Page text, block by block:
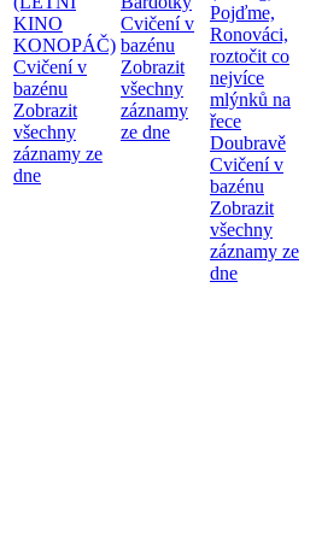
KINO
KONOPÁČ)
Cvičení v
bazénu
Zobrazit
všechny
záznamy ze
dne
Cvičení v
bazénu
Zobrazit
všechny
záznamy
ze dne
Pojďme,
Ronováci,
roztočit co
nejvíce
mlýnků na
řece
Doubravě
Cvičení v
bazénu
Zobrazit
všechny
záznamy ze
dne